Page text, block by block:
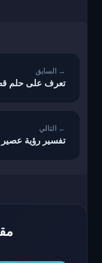
تعرف على حلم
تفسير رؤية عصير